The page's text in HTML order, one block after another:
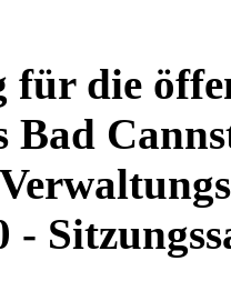
für die
Bad